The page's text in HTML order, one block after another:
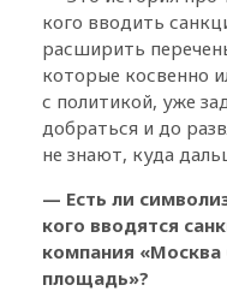
кого вводить
расширить
которые косвенно
с политикой, уже
добраться и до
не знают, куда
— Есть ли
кого вводятся
компания «Москва
площадь»?